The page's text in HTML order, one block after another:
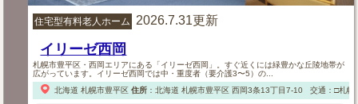
住宅型有料老人ホーム 2026.7.31更新
イリーゼ西岡
札幌市豊平区・西岡エリアにある「イリーゼ西岡」。すぐ近くには緑豊かな丘陵地帯が
広がっています。イリーゼ西岡では中・重度者（要介護3〜5）の...
北海道 札幌市豊平区 住所： 北海道 札幌市豊平区西岡3条13丁目7-10 交通：□札幌